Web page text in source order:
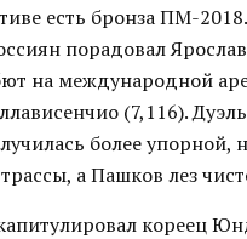
есть бронза ПМ-2018.
порадовал
на международной
(7,116).
более упорной,
а Пашков лез
кореец